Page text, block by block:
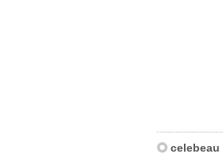
celebeau